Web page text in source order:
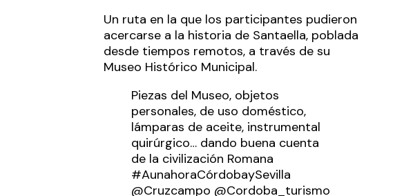
Un ruta en la que los participantes pudieron
acercarse a la historia de Santaella, poblada
desde tiempos remotos, a través de su
Museo Histórico Municipal.
Piezas del Museo, objetos
personales, de uso doméstico,
lámparas de aceite, instrumental
quirúrgico… dando buena cuenta
de la civilización Romana
#AunahoraCórdobaySevilla
@Cruzcampo @Cordoba_turismo